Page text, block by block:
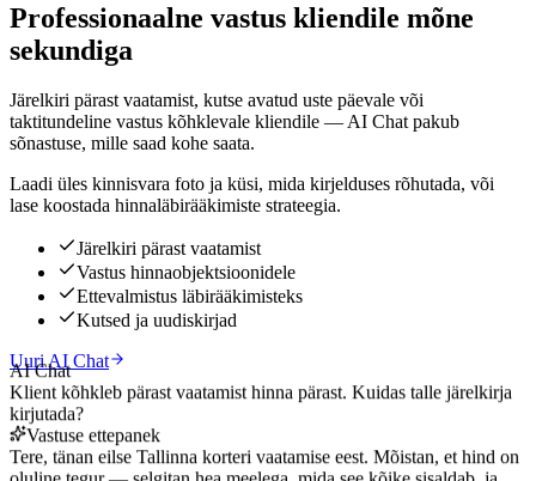
Professionaalne vastus kliendile mõne
sekundiga
Järelkiri pärast vaatamist, kutse avatud uste päevale või
taktitundeline vastus kõhklevale kliendile — AI Chat pakub
sõnastuse, mille saad kohe saata.
Laadi üles kinnisvara foto ja küsi, mida kirjelduses rõhutada, või
lase koostada hinnaläbirääkimiste strateegia.
Järelkiri pärast vaatamist
Vastus hinnaobjektsioonidele
Ettevalmistus läbirääkimisteks
Kutsed ja uudiskirjad
Uuri AI Chat
AI Chat
Klient kõhkleb pärast vaatamist hinna pärast. Kuidas talle järelkirja
kirjutada?
Vastuse ettepanek
Tere, tänan eilse Tallinna korteri vaatamise eest. Mõistan, et hind on